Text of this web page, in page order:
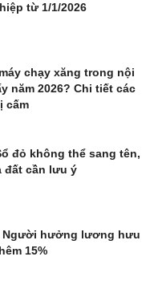
từ 1/1/2026
chạy xăng trong nội
năm 2026? Chi tiết các
cấm
đỏ không thể sang tên,
đất cần lưu ý
Người hưởng lương hưu
15%